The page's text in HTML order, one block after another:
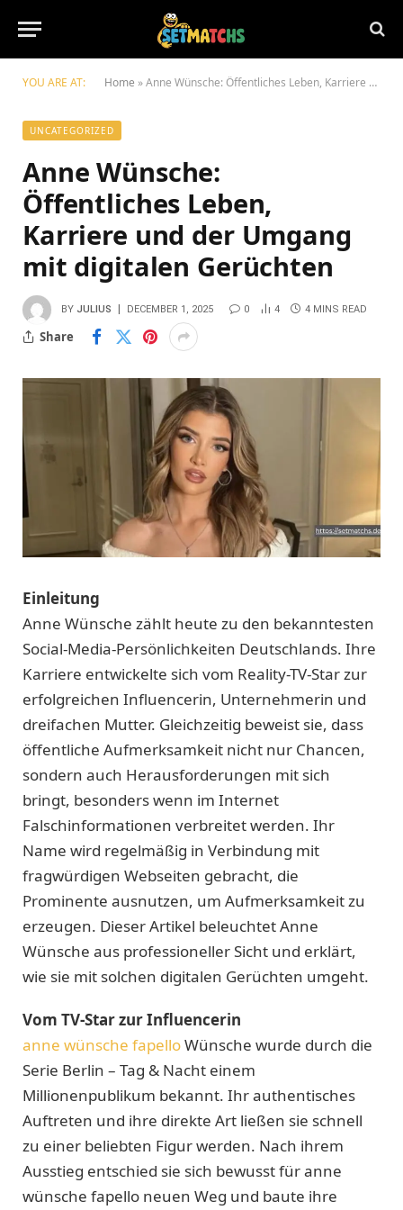
YOU ARE AT: Home »Anne Wünsche: Öffentliches Leben, Karriere und der Umgang mit digitalen Gerüchten
UNCATEGORIZED
Anne Wünsche:
Öffentliches Leben,
Karriere und der Umgang
mit digitalen Gerüchten
BY JULIUS DECEMBER 1, 2025 0 4 4 MINS READ
Share
Einleitung
Anne Wünsche zählt heute zu den bekanntesten
Social-Media-Persönlichkeiten Deutschlands. Ihre
Karriere entwickelte sich vom Reality-TV-Star zur
erfolgreichen Influencerin, Unternehmerin und
dreifachen Mutter. Gleichzeitig beweist sie, dass
öffentliche Aufmerksamkeit nicht nur Chancen,
sondern auch Herausforderungen mit sich
bringt, besonders wenn im Internet
Falschinformationen verbreitet werden. Ihr
Name wird regelmäßig in Verbindung mit
fragwürdigen Webseiten gebracht, die
Prominente ausnutzen, um Aufmerksamkeit zu
erzeugen. Dieser Artikel beleuchtet Anne
Wünsche aus professioneller Sicht und erklärt,
wie sie mit solchen digitalen Gerüchten umgeht.
Vom TV-Star zur Influencerin
anne wünsche fapelloWünsche wurde durch die
Serie Berlin – Tag & Nacht einem
Millionenpublikum bekannt. Ihr authentisches
Auftreten und ihre direkte Art ließen sie schnell
zu einer beliebten Figur werden. Nach ihrem
Ausstieg entschied sie sich bewusst für anne
wünsche fapello neuen Weg und baute ihre